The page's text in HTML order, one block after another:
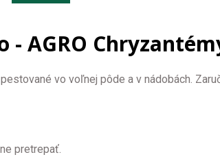
- AGRO
vo voľnej pôde a v nádobách.
pretrepať.